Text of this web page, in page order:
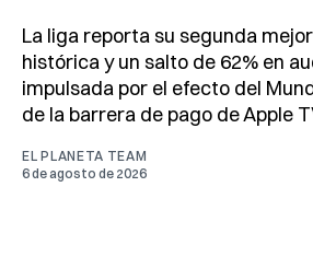
La liga reporta su segunda
histórica y un salto de 62% en
impulsada por el efecto del
de la barrera de pago de Apple
EL PLANETA TEAM
6 de agosto de 2026